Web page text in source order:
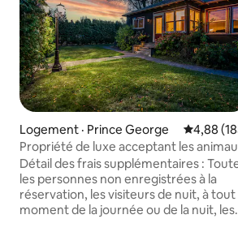
Logement · Prince George Note
4,88
Propriété de luxe acceptant les
avec jacuzzi et piscine chauffée
Détail des frais supplémentaires : Toutes
les personnes non enregistrées à la
réservation, les visiteurs de nuit, à tout
moment de la journée ou de la nuit, les